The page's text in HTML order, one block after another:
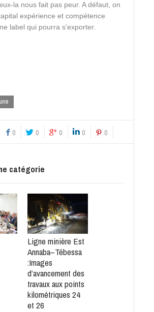
la nous fait pas peur. A défaut, on
expérience et compétence
label qui pourra s’exporter.
0 0 0 0 0
catégorie
Ligne minière Est
Annaba–Tébessa
:Images
d’avancement des
travaux aux points
kilométriques 24
et 26